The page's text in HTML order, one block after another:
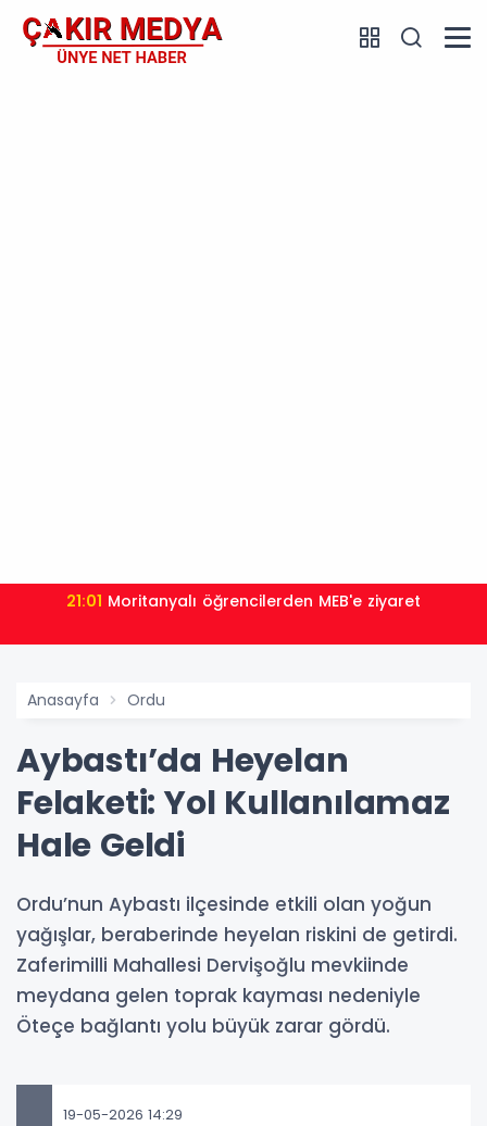
21:01 Moritanyalı öğrencilerden MEB'e ziyaret
Anasayfa Ordu
Aybastı’da Heyelan
Felaketi: Yol Kullanılamaz
Hale Geldi
Ordu’nun Aybastı ilçesinde etkili olan yoğun
yağışlar, beraberinde heyelan riskini de getirdi.
Zaferimilli Mahallesi Dervişoğlu mevkiinde
meydana gelen toprak kayması nedeniyle
Öteçe bağlantı yolu büyük zarar gördü.
19-05-2026 14:29